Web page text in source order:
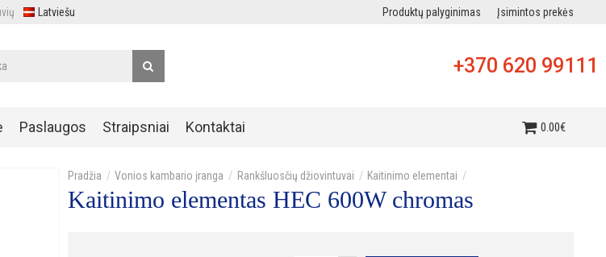
Latviešu Produktų palyginimas Įsimintos prekės
+370 620 99111
Paslaugos Straipsniai Kontaktai 0.00€
Vonios kambario įranga Rankšluosčių džiovintuvai Kaitinimo elementai
Kaitinimo elementas HEC 600W chromas